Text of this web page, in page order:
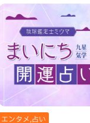
エンタメ,占い